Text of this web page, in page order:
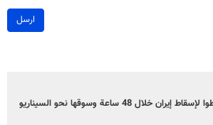
ارسل
بزشكيان: خططوا لإسقاط إيران خلال 48 ساعة وسوقها نحو السيناريو